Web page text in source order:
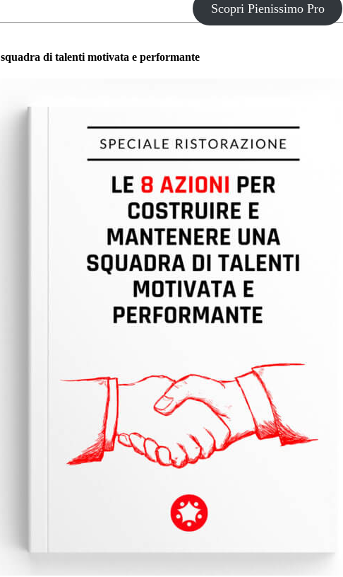
Scopri Pienissimo Pro
di talenti motivata e performante